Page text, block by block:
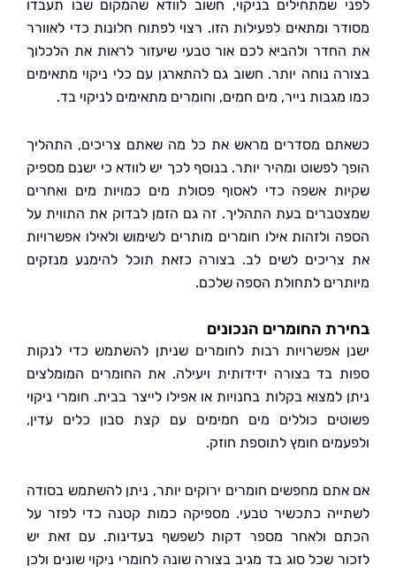
שמתחילים בניקוי, חשוב לוודא שהמקום שבו תעבדו
ומתאים לפעילות הזו. רצוי לפתוח חלונות כדי לאוורר
ולהביא לכם אור טבעי שיעזור לראות את הלכלוך
נוחה יותר. חשוב גם להתארגן עם כלי ניקוי מתאימים
נייר, מים חמים, וחומרים מתאימים לניקוי בד.
מסדרים מראש את כל מה שאתם צריכים, התהליך
לפשוט ומהיר יותר. בנוסף לכך יש לוודא כי ישנם מספיק
אשפה כדי לאסוף פסולת מים כמויות מים ואחרים
בעת התהליך. זה גם הזמן לבדוק את התווית על
ולזהות אילו חומרים מותרים לשימוש ולאילו אפשרויות
לשים לב. בצורה כזאת תוכל להימנע מנזקים
לתחולת הספה שלכם.
החומרים הנכונים
אפשרויות רבות לחומרים שניתן להשתמש כדי לנקות
בד בצורה ידידותית ויעילה. את החומרים המומלצים
למצוא בקלות בחנויות או אפילו לייצר בבית. חומרי ניקוי
כוללים מים חמימים עם קצת סבון כלים עדין,
חומץ לתוספת חוזק.
מחפשים חומרים ירוקים יותר, ניתן להשתמש בסודה
כתכשיר טבעי. מספיקה כמות קטנה כדי לפזר על
ולאחר מספר דקות לשפשף בעדינות. עם זאת יש
שכל סוג בד מגיב בצורה שונה לחומרי ניקוי שונים ולכן